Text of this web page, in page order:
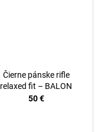
Čierne pánske rifle
relaxed fit – BALON
50 €